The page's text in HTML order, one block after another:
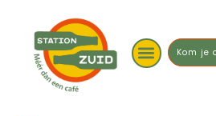
Kom je